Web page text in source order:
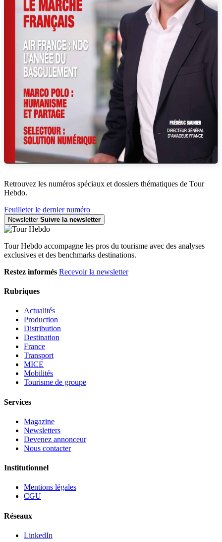
Retrouvez les numéros spéciaux et dossiers thématiques de Tour
Hebdo.
Feuilleter le dernier numéro
Newsletter Suivre la newsletter
Tour Hebdo accompagne les pros du tourisme avec des analyses
exclusives et des benchmarks destinations.
Restez informés Recevoir la newsletter
Rubriques
Actualités
Production
Distribution
Destination
France
Transport
MICE
Mobilités
Tourisme de groupe
Services
Magazine
Newsletters
Devenez annonceur
Nous contacter
Institutionnel
Mentions légales
CGU
Réseaux
LinkedIn